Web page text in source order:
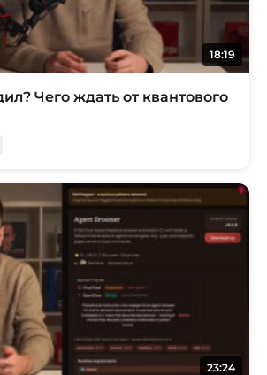
18:19
Чего ждать от квантового
23:24